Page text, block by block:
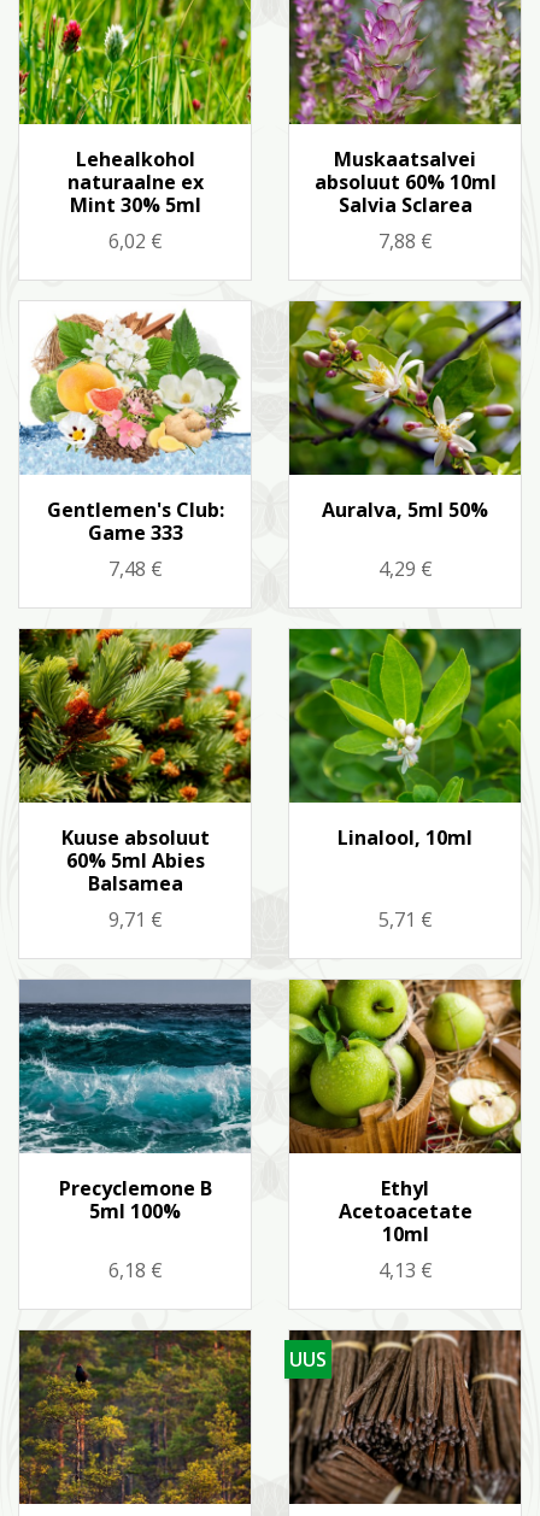
 Kiirvaade
Lehealkohol
naturaalne ex
Mint 30% 5ml
Hind
6,02 €
Kiirvaade
Muskaatsalvei
absoluut 60% 10ml
Salvia Sclarea
Hind
7,88 €
 Kiirvaade
Gentlemen's Club:
Game 333
Hind
7,48 €
 Kiirvaade
Auralva, 5ml 50%
Hind
4,29 €
Kiirvaade
Kuuse absoluut
60% 5ml Abies
Balsamea
Hind
9,71 €
Kiirvaade
Linalool, 10ml
Hind
5,71 €
Kiirvaade
Precyclemone B
5ml 100%
Hind
6,18 €
Kiirvaade
Ethyl
Acetoacetate
10ml
Hind
4,13 €
UUS